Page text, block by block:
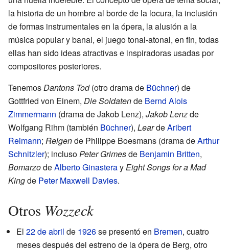
la historia de un hombre al borde de la locura, la inclusión
de formas instrumentales en la ópera, la alusión a la
música popular y banal, el juego tonal-atonal, en fin, todas
ellas han sido ideas atractivas e inspiradoras usadas por
compositores posteriores.
TenemosDantons Tod(otro drama de Büchner) de
Gottfried von Einem, Die Soldatende Bernd Alois
Zimmermann (drama de Jakob Lenz), Jakob Lenzde
Wolfgang Rihm (también Büchner), LeardeAribert
Reimann; Reigende Philippe Boesmans (drama deArthur
Schnitzler); inclusoPeter Grimesde Benjamin Britten,
BomarzodeAlberto GinasterayEight Songs for a Mad
Kingde Peter Maxwell Davies.
Otros Wozzeck
El 22 de abril de 1926se presentó en Bremen, cuatro
meses después del estreno de la ópera de Berg, otro